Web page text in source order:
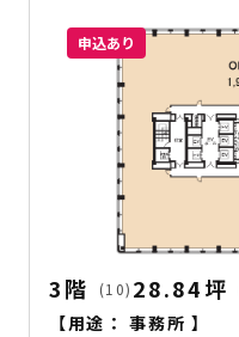
申込あり
3階 (10) 28.84坪
【用途：事務所 】